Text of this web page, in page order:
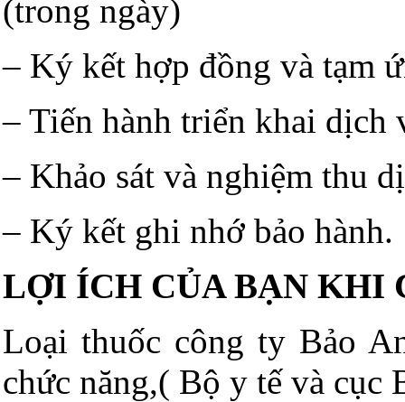
(trong ngày)
– Ký kết hợp đồng và tạm
– Tiến hành triển khai dịch
– Khảo sát và nghiệm thu
– Ký kết ghi nhớ bảo hành.
LỢI ÍCH CỦA BẠN KHI
Loại thuốc công ty Bảo
chức năng,( Bộ y tế và cục